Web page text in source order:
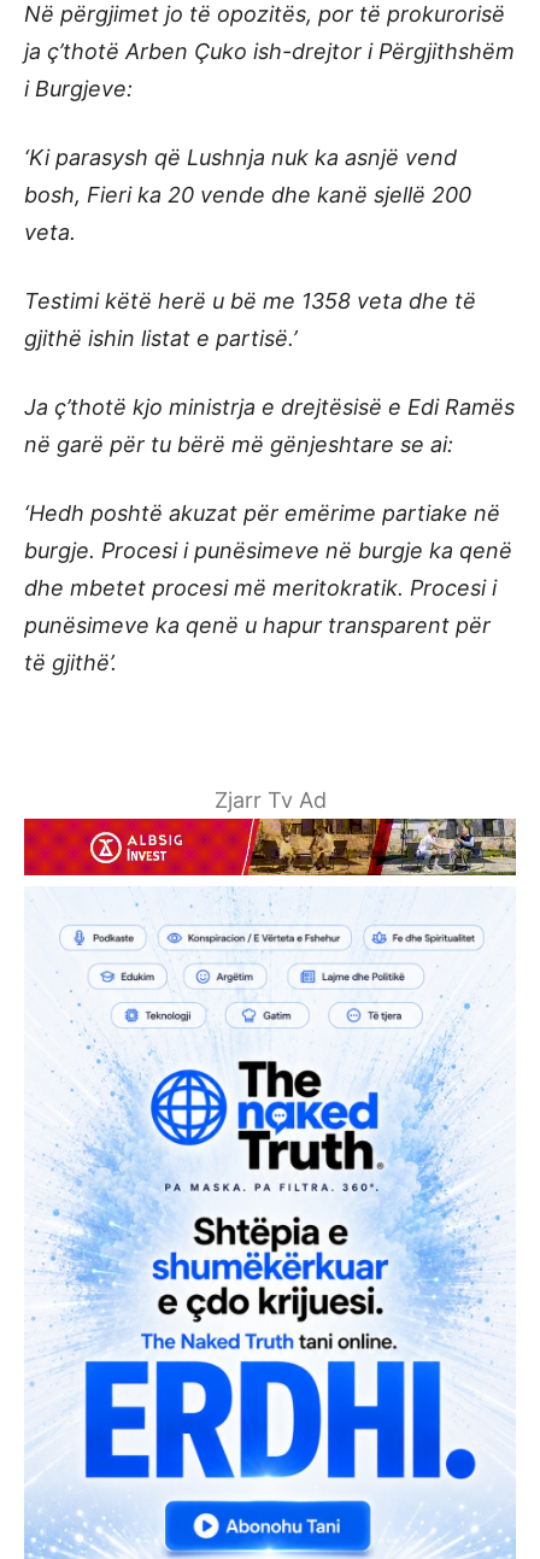
Në përgjimet jo të opozitës, por të prokurorisë
ja ç’thotë Arben Çuko ish-drejtor i Përgjithshëm
i Burgjeve:
‘Ki parasysh që Lushnja nuk ka asnjë vend
bosh, Fieri ka 20 vende dhe kanë sjellë 200
veta.
Testimi këtë herë u bë me 1358 veta dhe të
gjithë ishin listat e partisë.’
Ja ç’thotë kjo ministrja e drejtësisë e Edi Ramës
në garë për tu bërë më gënjeshtare se ai:
‘Hedh poshtë akuzat për emërime partiake në
burgje. Procesi i punësimeve në burgje ka qenë
dhe mbetet procesi më meritokratik. Procesi i
punësimeve ka qenë u hapur transparent për
të gjithë’.
Zjarr Tv Ad